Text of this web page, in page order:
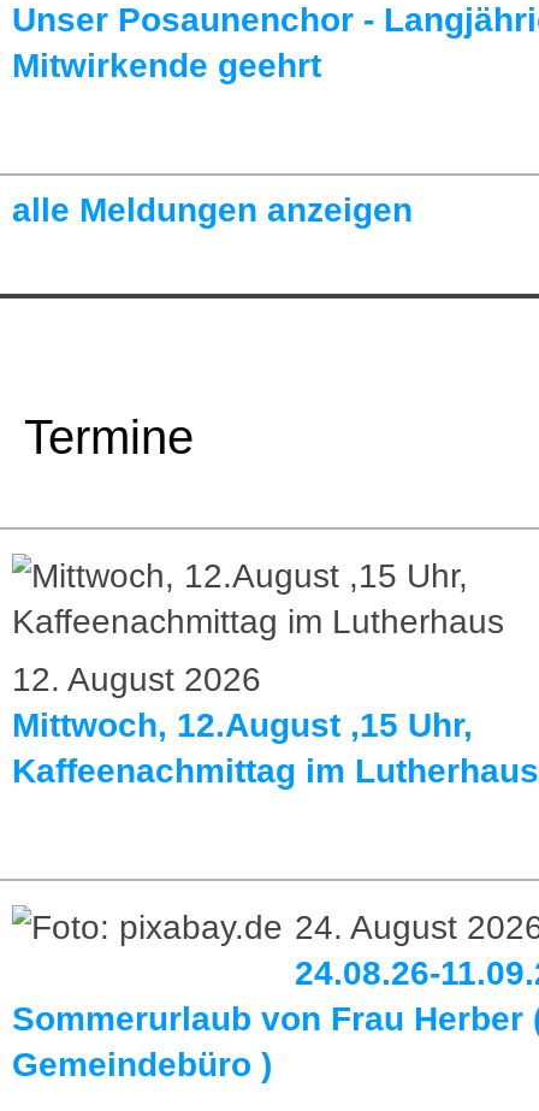
Unser Posaunenchor -
Mitwirkende geehrt
alle Meldungen anzeigen
Termine
12. August 2026
Mittwoch, 12.August ,15 Uhr,
Kaffeenachmittag im Lutherhaus
24. August
24.08.26-
Sommerurlaub von Frau Herber
Gemeindebüro )